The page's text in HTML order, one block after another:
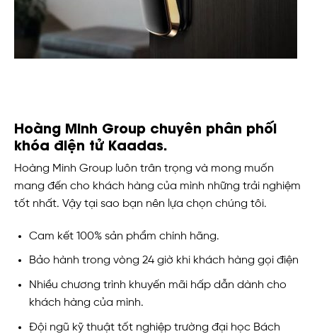
Hoàng Minh Group chuyên phân phối
khóa điện tử Kaadas.
Hoàng Minh Group luôn trân trọng và mong muốn
mang đến cho khách hàng của mình những trải nghiệm
tốt nhất. Vậy tại sao bạn nên lựa chọn chúng tôi.
Cam kết 100% sản phẩm chính hãng.
Bảo hành trong vòng 24 giờ khi khách hàng gọi điện
Nhiều chương trình khuyến mãi hấp dẫn dành cho
khách hàng của mình.
Đội ngũ kỹ thuật tốt nghiệp trường đại học Bách